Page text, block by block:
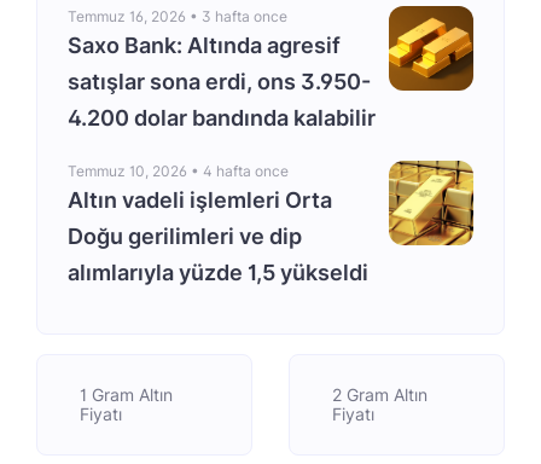
Temmuz 16, 2026 • 3 hafta once
Saxo Bank: Altında agresif
satışlar sona erdi, ons 3.950-
4.200 dolar bandında kalabilir
Temmuz 10, 2026 • 4 hafta once
Altın vadeli işlemleri Orta
Doğu gerilimleri ve dip
alımlarıyla yüzde 1,5 yükseldi
1 Gram Altın
Fiyatı
2 Gram Altın
Fiyatı